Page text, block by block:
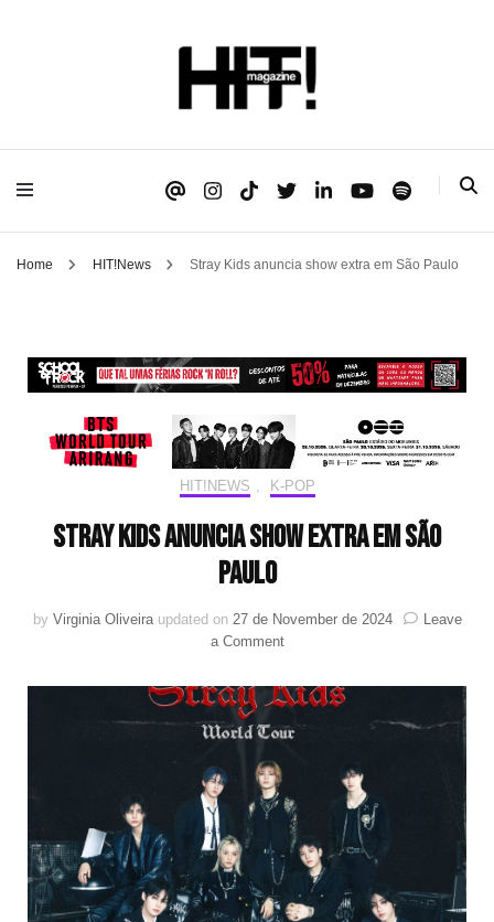
HIT!Magazine
Home HIT!News Stray Kids anuncia show extra em São Paulo
HIT!NEWS K-POP
Stray Kids anuncia show extra em São
Paulo
by Virginia Oliveira updated on 27 de November de 2024
Leave
a Commenton
Kids
anuncia
show
São
Paulo